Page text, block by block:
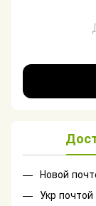
Новой
Укр почтой